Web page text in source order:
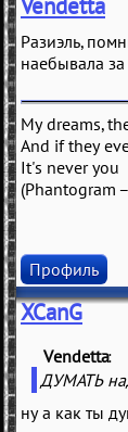
Разиэль,
наебывала за
My dreams,
And if they
It's never you
(Phantogram
Профиль
XCanG
Vendetta
ДУМАТЬ
ну а как ты